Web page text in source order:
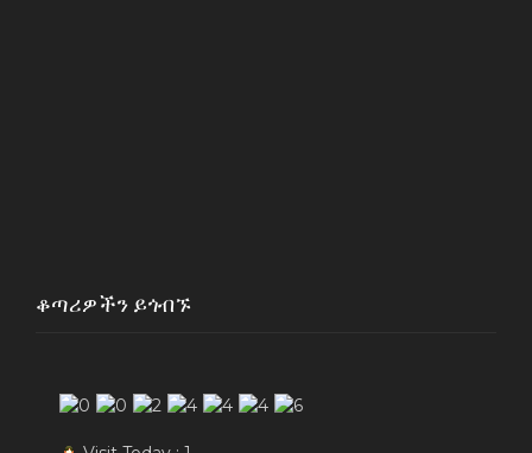
ቆጣሪዎችን ይጎብኙ